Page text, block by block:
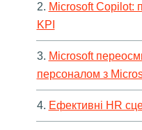
2. Microsoft Copilot:
KPI
3. Microsoft
персоналом з
4. Ефективні HR